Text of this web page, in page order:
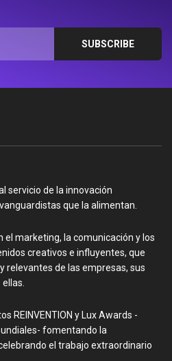
servicio de la innovación
que la alimentan.
el marketing, la comunicación y los
creativos e influyentes, que
relevantes de las empresas, sus
REINVENTION y Lux Awards -
fomentando la
el trabajo extraordinario